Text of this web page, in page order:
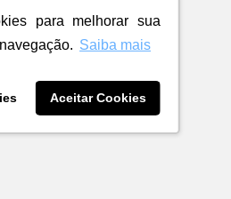
para melhorar sua
Saiba mais
Aceitar Cookies